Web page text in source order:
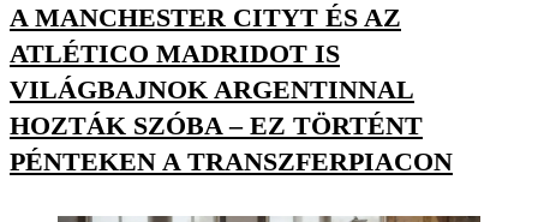
A MANCHESTER CITYT ÉS AZ
ATLÉTICO MADRIDOT IS
VILÁGBAJNOK ARGENTINNAL
HOZTÁK SZÓBA – EZ TÖRTÉNT
PÉNTEKEN A TRANSZFERPIACON